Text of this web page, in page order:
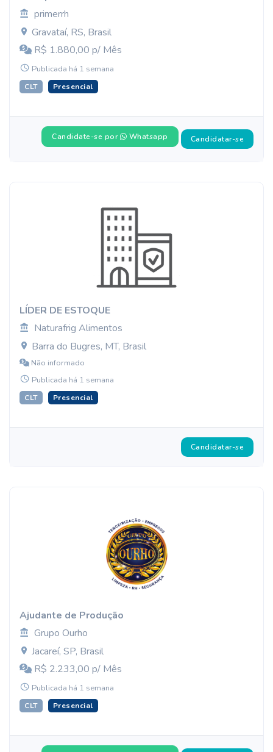
primerrh
Gravataí, RS, Brasil
R$ 1.880,00 p/ Mês
Publicada há 1 semana
CLT Presencial
Candidate-se por Whatsapp Candidatar-se
LÍDER DE ESTOQUE
Naturafrig Alimentos
Barra do Bugres, MT, Brasil
Não informado
Publicada há 1 semana
CLT Presencial
Candidatar-se
Ajudante de Produção
Grupo Ourho
Jacareí, SP, Brasil
R$ 2.233,00 p/ Mês
Publicada há 1 semana
CLT Presencial